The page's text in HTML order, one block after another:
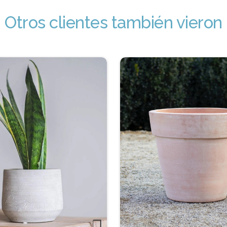
Otros clientes también vieron
❐